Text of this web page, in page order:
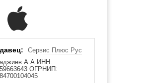
Сервис Плюс Рус
А.А ИНН:
ОГРНИП: